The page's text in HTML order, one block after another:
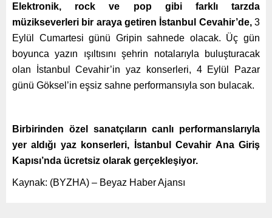
Elektronik, rock ve pop gibi farklı tarzda
müzikseverleri bir araya getiren İstanbul Cevahir’de,3
Eylül Cumartesi günü Gripin sahnede olacak. Üç gün
boyunca yazın ışıltısını şehrin notalarıyla buluşturacak
olan İstanbul Cevahir’in yaz konserleri, 4 Eylül Pazar
günü Göksel’in eşsiz sahne performansıyla son bulacak.
Birbirinden özel sanatçıların canlı performanslarıyla
yer aldığı yaz konserleri, İstanbul Cevahir Ana Giriş
Kapısı’nda ücretsiz olarak gerçekleşiyor.
Kaynak: (BYZHA) – Beyaz Haber Ajansı